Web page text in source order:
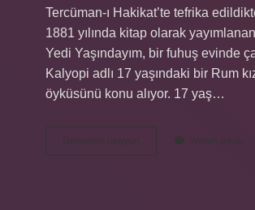
Tercüman-ı Hakikat’te tefrika
1881 yılında kitap olarak
Yedi Yaşındayım, bir fuhuş evinde
Kalyopi adlı 17 yaşındaki bir Rum
öyküsünü konu alıyor. 17 yaş…
Devamını okuyun
17
Yorum Bırak